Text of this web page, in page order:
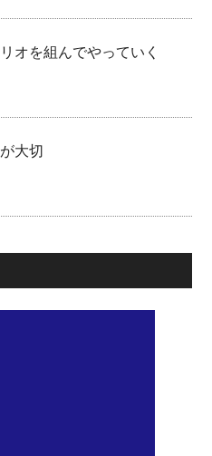
オを組んでやっていく
大切